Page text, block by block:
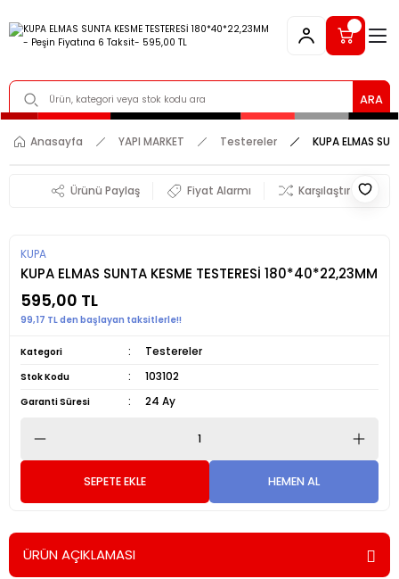
ARA
Anasayfa YAPI MARKET Testereler KUPA ELMAS
Ürünü Paylaş Fiyat Alarmı Karşılaştır
KUPA
KUPA ELMAS SUNTA KESME TESTERESİ 180*40*22,23MM
595,00 TL
99,17 TL den başlayan taksitlerle!!
Kategori Testereler
Stok Kodu 103102
Garanti Süresi 24 Ay
SEPETE EKLE HEMEN AL
ÜRÜN AÇIKLAMASI